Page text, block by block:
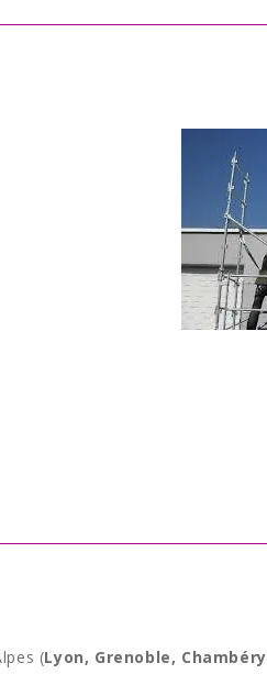
(Lyon, Grenoble, Chambéry